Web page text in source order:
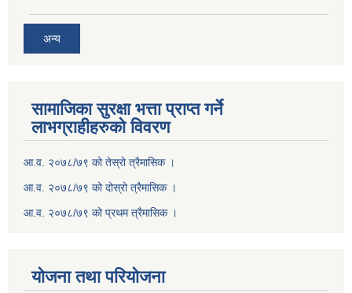
अन्य
सामाजिका सुरक्षा भत्ता प्राप्त गर्ने
लाभग्राहीहरुको विवरण
आ.व. २०७८/७९ को तेस्रो त्रैमासिक ।
आ.व. २०७८/७९ को दोस्रो त्रैमासिक ।
आ.व. २०७८/७९ को प्रथम त्रैमासिक ।
योजना तथा परियोजना